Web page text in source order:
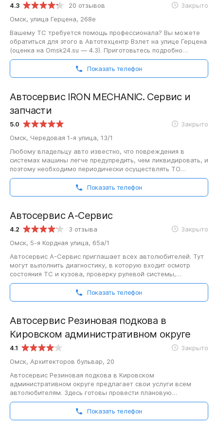
4.3 20 отзывов Закрыто
Омск, улица Герцена, 268е
Вашему ТС требуется помощь профессионала? Вы можете
обратиться для этого в Автотехцентр Взлет на улице Герцена
(оценка на Omsk24.su — 4.3). Приготовьтесь подробно
рассказать специалистам сервиса…
Показать телефон
5.0 Закрыто
Автосервис IRON MECHANIC. Сервис и
запчасти
Омск, Чередовая 1-я улица, 13/1
Любому владельцу авто известно, что повреждения в
системах машины легче предупредить, чем ликвидировать, и
поэтому необходимо периодически осуществлять ТО
транспортного средства. Автосервис…
Показать телефон
4.2 3 отзыва Закрыто
Автосервис А-Сервис
Омск, 5-я Кордная улица, 65а/1
Автосервис А-Сервис приглашает всех автолюбителей. Тут
могут выполнить диагностику, в которую входит осмотр
состояния ТС и кузова, проверку рулевой системы,
подвески, чистку и смазку основных…
Показать телефон
4.1 Закрыто
Автосервис Резиновая подкова в
Кировском административном округе
Омск, Архитекторов бульвар, 20
Автосервис Резиновая подкова в Кировском
административном округе предлагает свои услуги всем
автолюбителям. Здесь готовы провести плановую
диагностику, включающую в себя осмотр общего
Показать телефон